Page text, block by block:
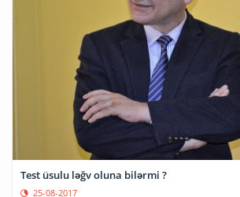
Test üsulu ləğv oluna bilərmi ?
25-08-2017